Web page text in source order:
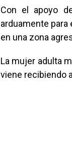
Con el apoyo
arduamente para
en una zona
La mujer adulta
viene recibiendo